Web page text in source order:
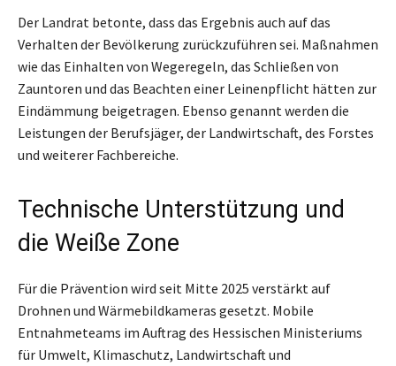
Der Landrat betonte, dass das Ergebnis auch auf das
Verhalten der Bevölkerung zurückzuführen sei. Maßnahmen
wie das Einhalten von Wegeregeln, das Schließen von
Zauntoren und das Beachten einer Leinenpflicht hätten zur
Eindämmung beigetragen. Ebenso genannt werden die
Leistungen der Berufsjäger, der Landwirtschaft, des Forstes
und weiterer Fachbereiche.
Technische Unterstützung und
die Weiße Zone
Für die Prävention wird seit Mitte 2025 verstärkt auf
Drohnen und Wärmebildkameras gesetzt. Mobile
Entnahmeteams im Auftrag des Hessischen Ministeriums
für Umwelt, Klimaschutz, Landwirtschaft und